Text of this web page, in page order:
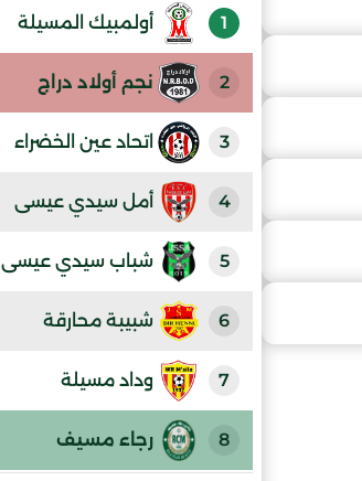
1 أولمبيك المسيلة
2 نجم أولاد دراج
3 اتحاد عين الخضراء
4 أمل سيدي عيسى
5 شباب سيدي عيسى
6 شبيبة محارقة
7 وداد مسيلة
8 رجاء مسيف